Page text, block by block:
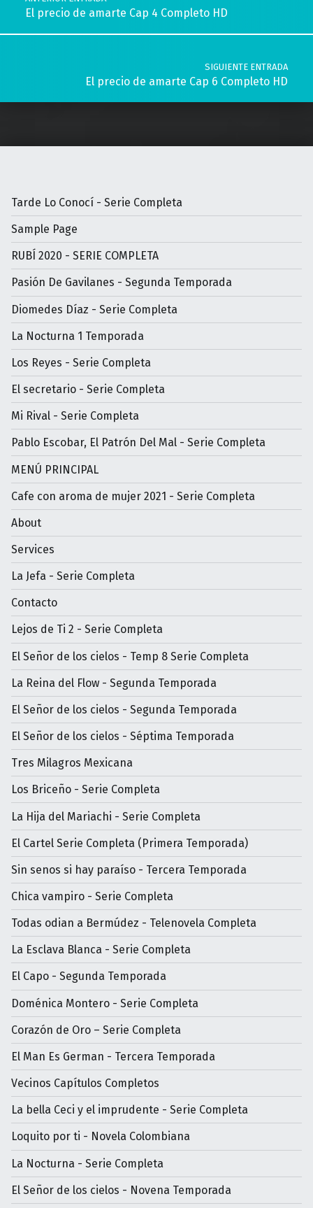
El precio de amarte Cap 4 Completo HD
SIGUIENTE ENTRADA
El precio de amarte Cap 6 Completo HD
Tarde Lo Conocí - Serie Completa
Sample Page
RUBÍ 2020 - SERIE COMPLETA
Pasión De Gavilanes - Segunda Temporada
Diomedes Díaz - Serie Completa
La Nocturna 1 Temporada
Los Reyes - Serie Completa
El secretario - Serie Completa
Mi Rival - Serie Completa
Pablo Escobar, El Patrón Del Mal - Serie Completa
MENÚ PRINCIPAL
Cafe con aroma de mujer 2021 - Serie Completa
About
Services
La Jefa - Serie Completa
Contacto
Lejos de Ti 2 - Serie Completa
El Señor de los cielos - Temp 8 Serie Completa
La Reina del Flow - Segunda Temporada
El Señor de los cielos - Segunda Temporada
El Señor de los cielos - Séptima Temporada
Tres Milagros Mexicana
Los Briceño - Serie Completa
La Hija del Mariachi - Serie Completa
El Cartel Serie Completa (Primera Temporada)
Sin senos si hay paraíso - Tercera Temporada
Chica vampiro - Serie Completa
Todas odian a Bermúdez - Telenovela Completa
La Esclava Blanca - Serie Completa
El Capo - Segunda Temporada
Doménica Montero - Serie Completa
Corazón de Oro – Serie Completa
El Man Es German - Tercera Temporada
Vecinos Capítulos Completos
La bella Ceci y el imprudente - Serie Completa
Loquito por ti - Novela Colombiana
La Nocturna - Serie Completa
El Señor de los cielos - Novena Temporada